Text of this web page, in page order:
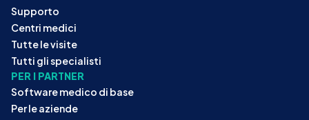
Supporto
Centri medici
Tutte le visite
Tutti gli specialisti
PER I PARTNER
Software medico di base
Per le aziende